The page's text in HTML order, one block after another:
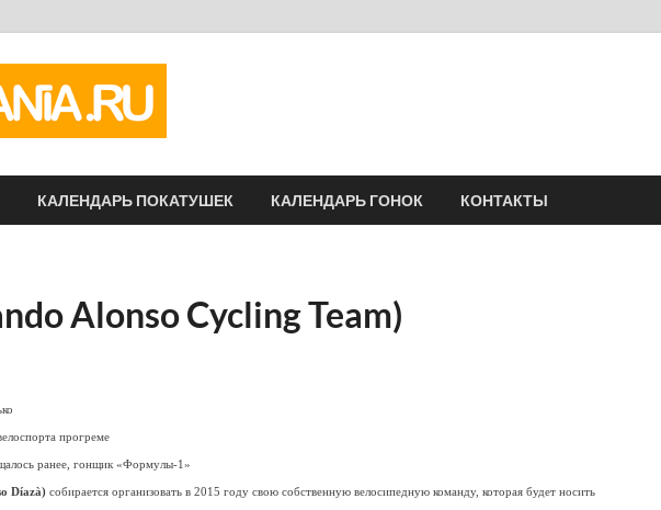
КАЛЕНДАРЬ ПОКАТУШЕК КАЛЕНДАРЬ ГОНОК КОНТАКТЫ
Alonso Cycling Team)
прогреме
ранее, гонщик «Формулы-1»
Díazà) собирается организовать в 2015 году свою собственную велосипедную команду, которая будет носить